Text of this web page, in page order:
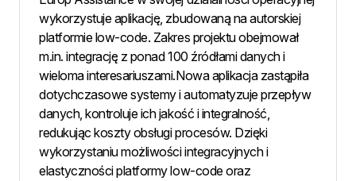
wykorzystuje aplikację, zbudowaną na autorskiej
platformie low-code. Zakres projektu obejmował
m.in. integrację z ponad 100 źródłami danych i
wieloma interesariuszami.Nowa aplikacja zastąpiła
dotychczasowe systemy i automatyzuje przepływ
danych, kontroluje ich jakość i integralność,
redukując koszty obsługi procesów. Dzięki
wykorzystaniu możliwości integracyjnych i
elastyczności platformy low-code oraz